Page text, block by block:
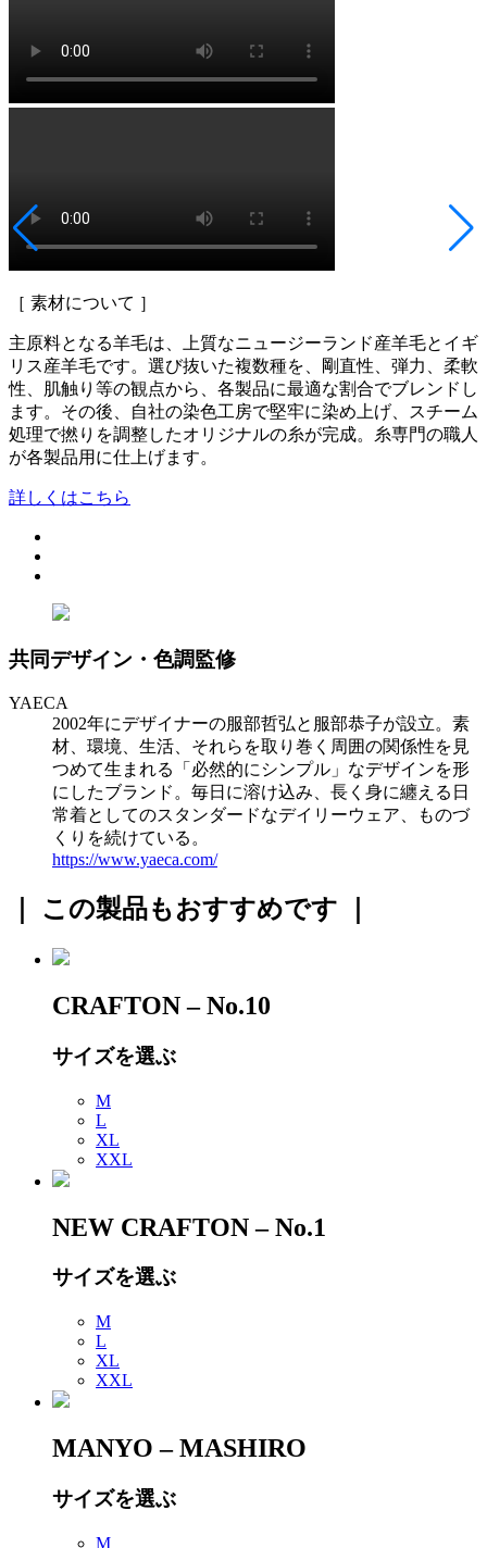
［ 素材について ］
主原料となる羊毛は、上質なニュージーランド産羊毛とイギ
リス産羊毛です。選び抜いた複数種を、剛直性、弾力、柔軟
性、肌触り等の観点から、各製品に最適な割合でブレンドし
ます。その後、自社の染色工房で堅牢に染め上げ、スチーム
処理で撚りを調整したオリジナルの糸が完成。糸専門の職人
が各製品用に仕上げます。
詳しくはこちら
共同デザイン・色調監修
YAECA
2002年にデザイナーの服部哲弘と服部恭子が設立。素
材、環境、生活、それらを取り巻く周囲の関係性を見
つめて生まれる「必然的にシンプル」なデザインを形
にしたブランド。毎日に溶け込み、長く身に纏える日
常着としてのスタンダードなデイリーウェア、ものづ
くりを続けている。
https://www.yaeca.com/
｜ この製品もおすすめです ｜
CRAFTON – No.10
サイズを選ぶ
M
L
XL
XXL
NEW CRAFTON – No.1
サイズを選ぶ
M
L
XL
XXL
MANYO – MASHIRO
サイズを選ぶ
M